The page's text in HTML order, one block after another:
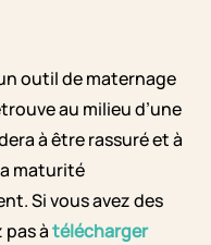
outil de maternage
au milieu d’une
à être rassuré et à
maturité
Si vous avez des
àtélécharger